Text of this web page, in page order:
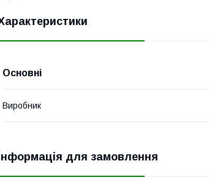
Основні
Виробник
Інформація для замовлення